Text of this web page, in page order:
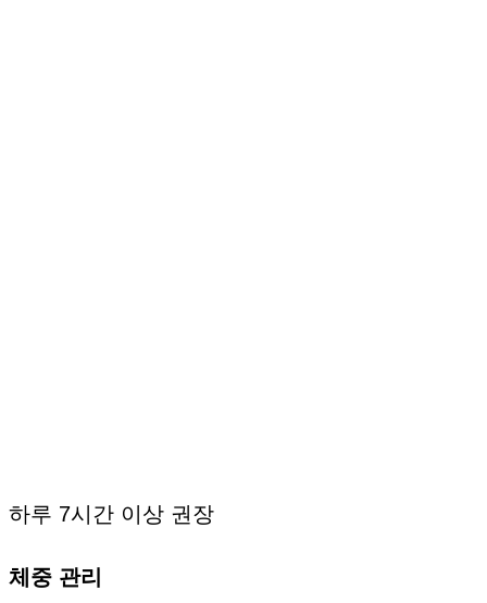
하루 7시간 이상 권장
체중 관리